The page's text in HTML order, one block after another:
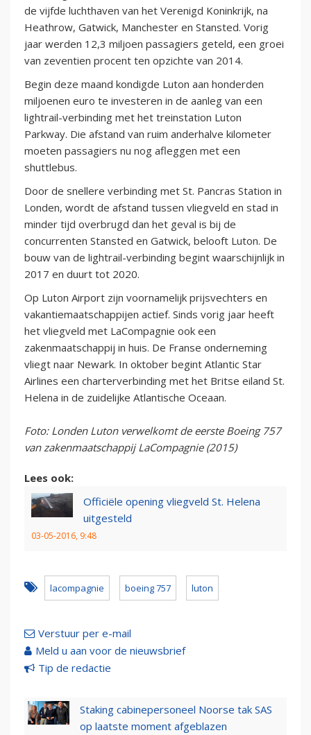
de vijfde luchthaven van het Verenigd Koninkrijk, na
Heathrow, Gatwick, Manchester en Stansted. Vorig
jaar werden 12,3 miljoen passagiers geteld, een groei
van zeventien procent ten opzichte van 2014.
Begin deze maand kondigde Luton aan honderden
miljoenen euro te investeren in de aanleg van een
lightrail-verbinding met het treinstation Luton
Parkway. Die afstand van ruim anderhalve kilometer
moeten passagiers nu nog afleggen met een
shuttlebus.
Door de snellere verbinding met St. Pancras Station in
Londen, wordt de afstand tussen vliegveld en stad in
minder tijd overbrugd dan het geval is bij de
concurrenten Stansted en Gatwick, belooft Luton. De
bouw van de lightrail-verbinding begint waarschijnlijk in
2017 en duurt tot 2020.
Op Luton Airport zijn voornamelijk prijsvechters en
vakantiemaatschappijen actief. Sinds vorig jaar heeft
het vliegveld met LaCompagnie ook een
zakenmaatschappij in huis. De Franse onderneming
vliegt naar Newark. In oktober begint Atlantic Star
Airlines een charterverbinding met het Britse eiland St.
Helena in de zuidelijke Atlantische Oceaan.
Foto: Londen Luton verwelkomt de eerste Boeing 757
van zakenmaatschappij LaCompagnie (2015)
Lees ook:
Officiële opening vliegveld St. Helena
uitgesteld
03-05-2016, 9:48
lacompagnie boeing 757 luton
Verstuur per e-mail
Meld u aan voor de nieuwsbrief
Tip de redactie
Staking cabinepersoneel Noorse tak SAS
op laatste moment afgeblazen